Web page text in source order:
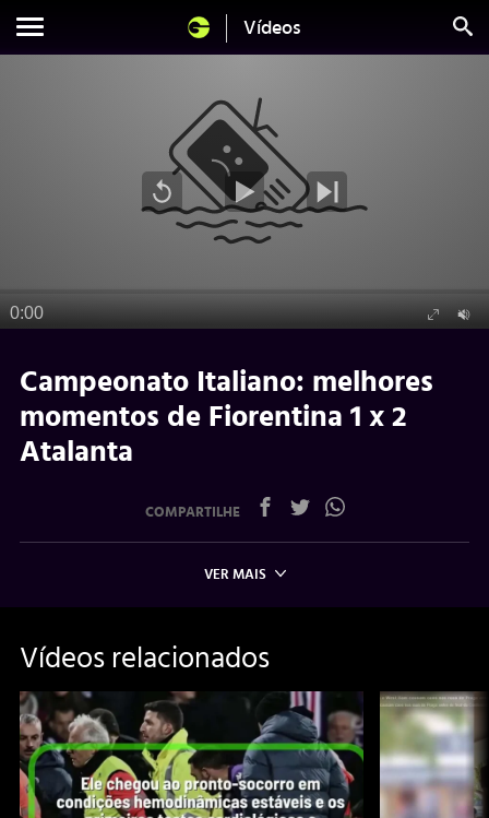
Vídeos
Campeonato Italiano: melhores
momentos de Fiorentina 1 x 2
Atalanta
COMPARTILHE
VER MAIS
Vídeos relacionados